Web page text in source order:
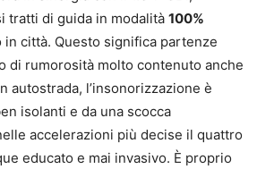
tratti di guida in modalità 100%
in città. Questo significa partenze
di rumorosità molto contenuto anche
autostrada, l’insonorizzazione è
isolanti e da una scocca
accelerazioni più decise il quattro
educato e mai invasivo. È proprio